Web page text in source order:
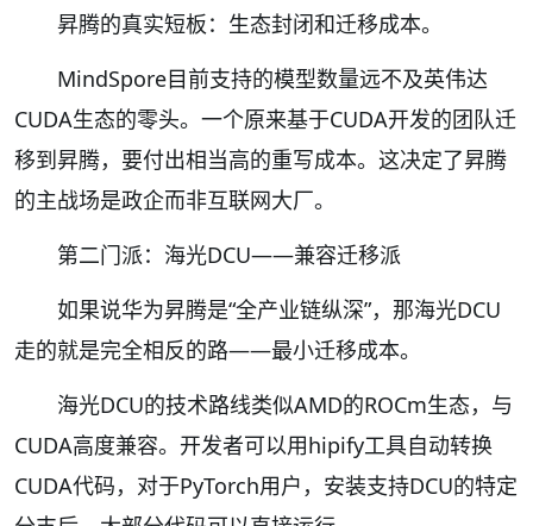
昇腾的真实短板：生态封闭和迁移成本。
MindSpore目前支持的模型数量远不及英伟达
CUDA生态的零头。一个原来基于CUDA开发的团队迁
移到昇腾，要付出相当高的重写成本。这决定了昇腾
的主战场是政企而非互联网大厂。
第二门派：海光DCU——兼容迁移派
如果说华为昇腾是“全产业链纵深”，那海光DCU
走的就是完全相反的路——最小迁移成本。
海光DCU的技术路线类似AMD的ROCm生态，与
CUDA高度兼容。开发者可以用hipify工具自动转换
CUDA代码，对于PyTorch用户，安装支持DCU的特定